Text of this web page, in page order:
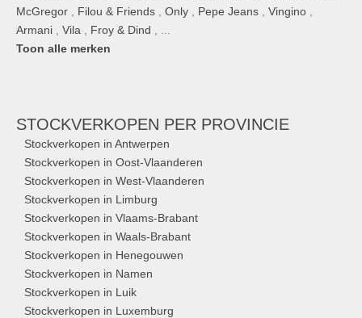
McGregor
Filou & Friends Only Pepe Jeans Vingino
Armani
Vila Froy & Dind
Toon alle merken
STOCKVERKOPEN PER PROVINCIE
Stockverkopen in Antwerpen
Stockverkopen in Oost-Vlaanderen
Stockverkopen in West-Vlaanderen
Stockverkopen in Limburg
Stockverkopen in Vlaams-Brabant
Stockverkopen in Waals-Brabant
Stockverkopen in Henegouwen
Stockverkopen in Namen
Stockverkopen in Luik
Stockverkopen in Luxemburg